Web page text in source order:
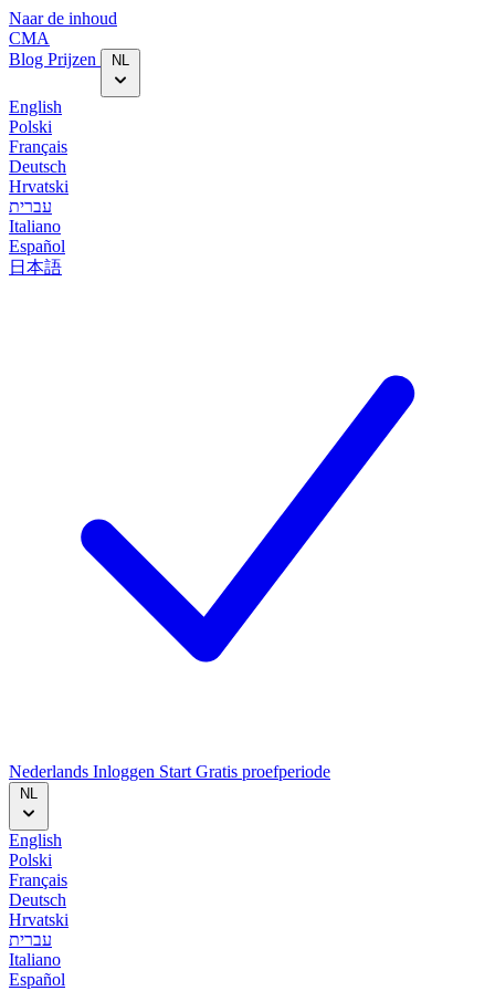
Naar de inhoud
CMA
Blog‎ Prijzen NL
English
Polski
Français
Deutsch
Hrvatski
עברית
Italiano
Español
日本語
Nederlands Inloggen Start Gratis proefperiode
NL
English
Polski
Français
Deutsch
Hrvatski
עברית
Italiano
Español